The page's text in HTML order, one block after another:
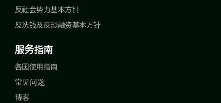
反社会势力基本方针
反洗钱及反恐融资基本方针
服务指南
各国使用指南
常见问题
博客